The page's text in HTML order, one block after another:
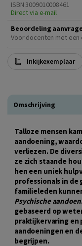
ISBN 3009010008461
Direct via e-mail
Beoordeling
Voor docenten met
Inkijkexemplaar
Omschrijving
Talloze mensen
aandoening,
verliezen. De
ze zich staande
hen een uniek
professionals in de
familieleden
Psychische
gebaseerd op
praktijkervaring en
aandoeningen en
begrijpen.